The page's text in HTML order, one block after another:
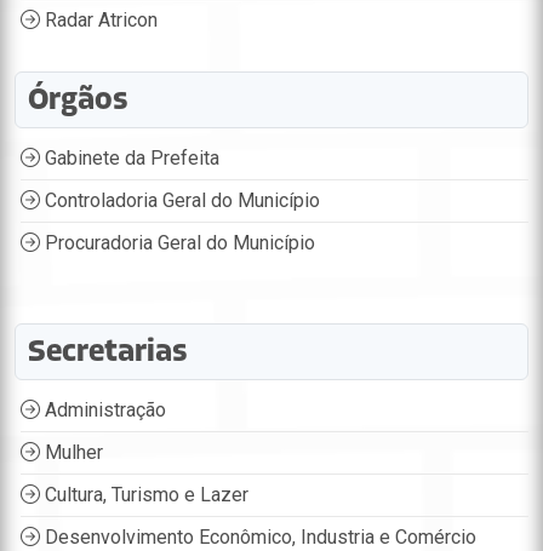
Radar Atricon
Órgãos
Gabinete da Prefeita
Controladoria Geral do Município
Procuradoria Geral do Município
Secretarias
Administração
Mulher
Cultura, Turismo e Lazer
Desenvolvimento Econômico, Industria e Comércio